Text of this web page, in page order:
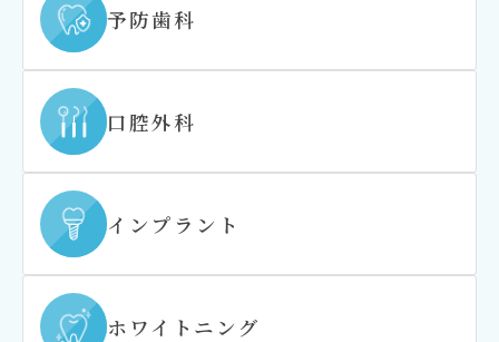
予防歯科
口腔外科
インプラント
ホワイトニング